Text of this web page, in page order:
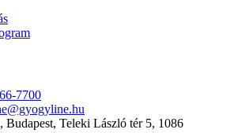
7700
Budapest, Teleki László tér 5, 1086